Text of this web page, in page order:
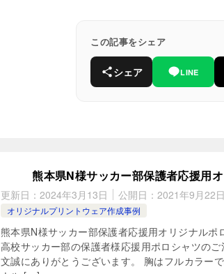
この記事をシェア
シェア LINE
熊本県N様サッカー部保護者応援用
更新日： 2024年3月13日 公開日： 2021年9月22日
オリジナルプリントウェア作成事例
熊本県N様サッカー部保護者応援用オリジナルポ
高校サッカー部の保護者様応援用ポロシャツの
文誠にありがとうございます。 胸はフルカラー